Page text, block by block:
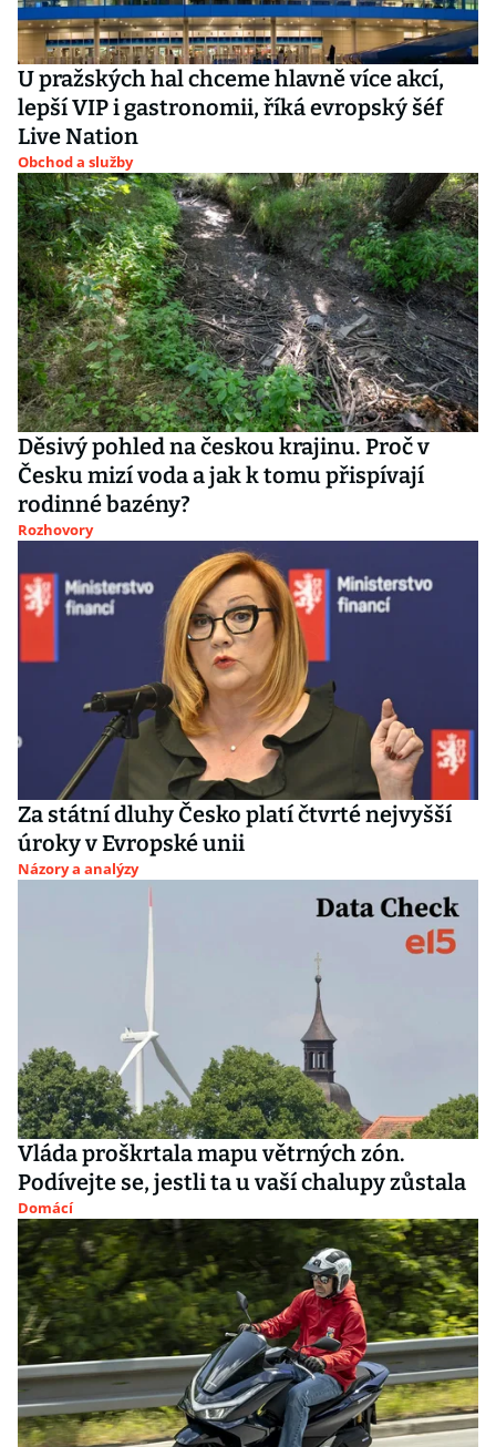
U pražských hal chceme hlavně více akcí,
lepší VIP i gastronomii, říká evropský šéf
Live Nation
Obchod a služby
Děsivý pohled na českou krajinu. Proč v
Česku mizí voda a jak k tomu přispívají
rodinné bazény?
Rozhovory
Za státní dluhy Česko platí čtvrté nejvyšší
úroky v Evropské unii
Názory a analýzy
Vláda proškrtala mapu větrných zón.
Podívejte se, jestli ta u vaší chalupy zůstala
Domácí